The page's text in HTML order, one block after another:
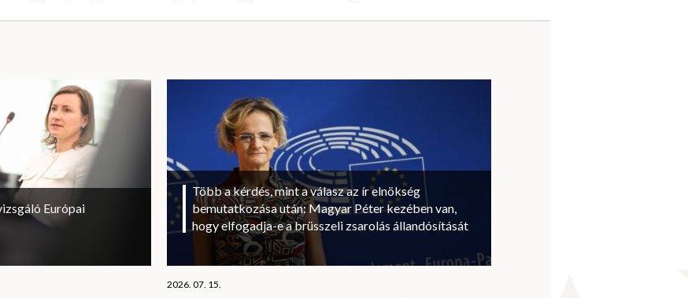
Európai
Több a kérdés, mint a válasz az ír elnökség
bemutatkozása után: Magyar Péter kezében van,
hogy elfogadja-e a brüsszeli zsarolás állandósítását
2026. 07. 15.